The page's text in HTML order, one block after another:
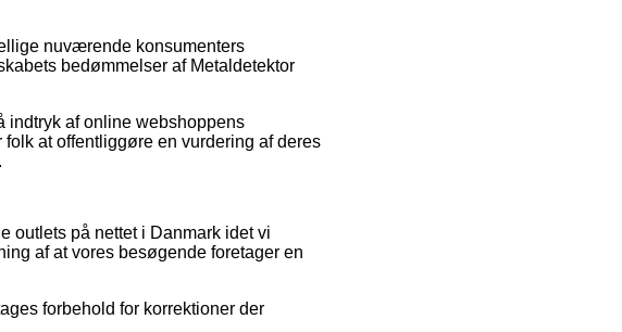
nuværende konsumenters
bedømmelser af Metaldetektor
indtryk af online webshoppens
at offentliggøre en vurdering af deres
outlets på nettet i Danmark idet vi
af at vores besøgende foretager en
forbehold for korrektioner der